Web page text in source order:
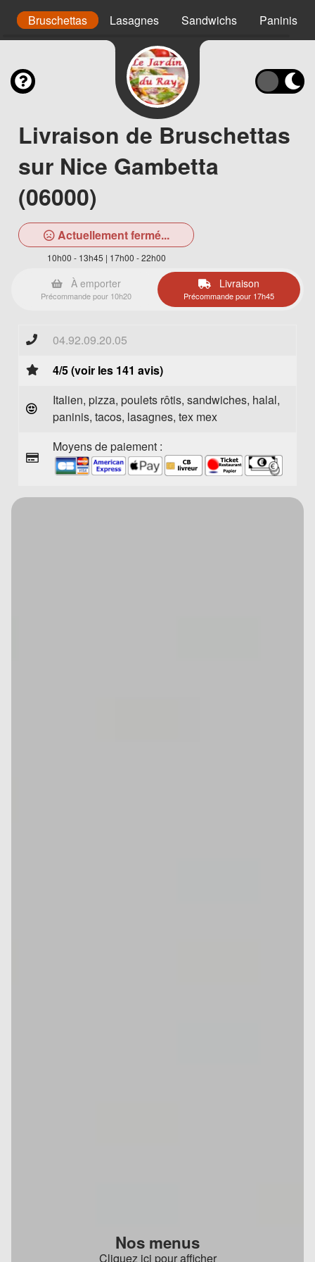
Bruschettas Lasagnes Sandwichs Paninis
Livraison de Bruschettas
sur Nice Gambetta
(06000)
Actuellement fermé...
10h00 - 13h45 | 17h00 - 22h00
À emporter
Précommande pour 10h20
Livraison
Précommande pour 17h45
04.92.09.20.05
4/5 (voir les 141 avis)
Italien, pizza, poulets rôtis, sandwiches, halal,
paninis, tacos, lasagnes, tex mex
Moyens de paiement :
Nos menus
Cliquez ici pour afficher